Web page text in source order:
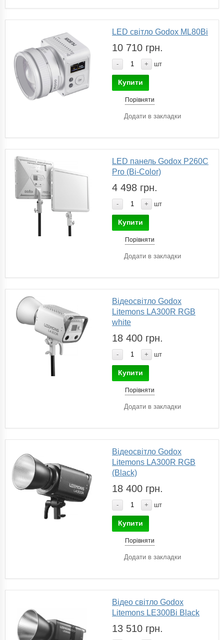
LED світло Godox ML80Bi
10 710 грн.
- + шт
Купити
Порівняти
Додати в закладки
LED панель Godox P260C
Pro (Bi-Color)
4 498 грн.
- + шт
Купити
Порівняти
Додати в закладки
Відеосвітло Godox
Litemons LA300R RGB
white
18 400 грн.
- + шт
Купити
Порівняти
Додати в закладки
Відеосвітло Godox
Litemons LA300R RGB
(Black)
18 400 грн.
- + шт
Купити
Порівняти
Додати в закладки
Відео світло Godox
Litemons LE300Bi Black
13 510 грн.